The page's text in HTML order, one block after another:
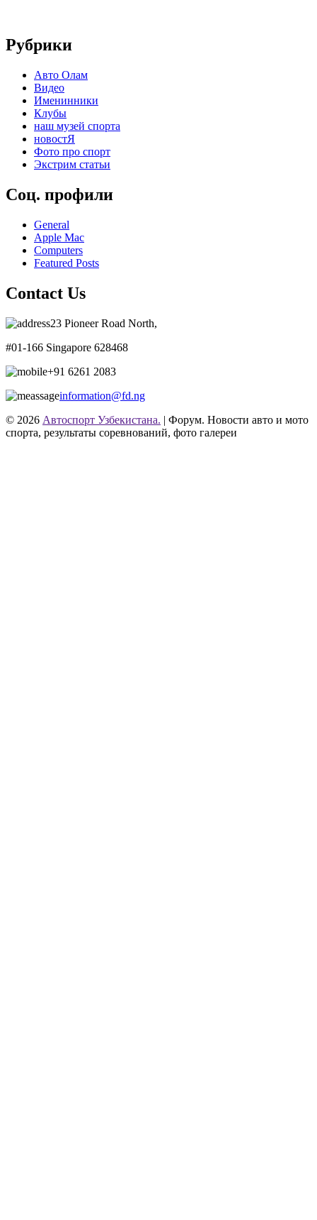
Рубрики
Авто Олам
Видео
Именинники
Клубы
наш музей спорта
новостЯ
Фото про спорт
Экстрим статьи
Соц. профили
General
Apple Mac
Computers
Featured Posts
Contact Us
23 Pioneer Road North,
#01-166 Singapore 628468
+91 6261 2083
information@fd.ng
© 2026 Автоспорт Узбекистана. | Форум. Новости авто и мото
спорта, результаты соревнований, фото галереи